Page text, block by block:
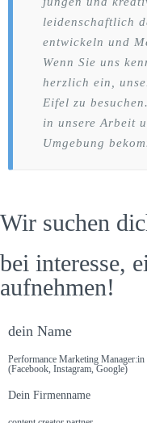
leidenschaftlich
entwickeln und
Wenn Sie uns
herzlich ein,
Eifel zu
in unsere Arbeit
Umgebung
Wir suchen
bei interesse,
aufnehmen!
dein Name
Performance Marketing Manager:in
(Facebook, Instagram, Google)
Dein Firmenname